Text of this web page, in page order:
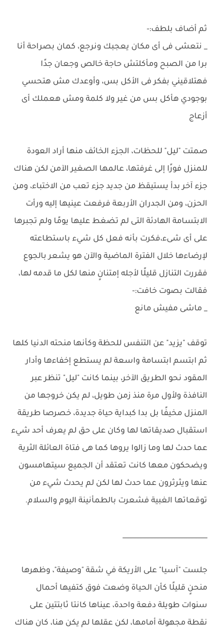
ثم أضاف بلطف:-
_ نتعشى فى أى مكان يعجبك ونرجع، كمان بصراحة أنا
برا من الصبح ومأكلتش حاجة خالص وجعان جدًا
فهتلاقيني بفكر فى الأكل بس، وأوعدك مش هتحسي
بوجودي هأكل بس من غير ولا كلمة ومش هعملك أى
أزعاج
صمتت "ليل" للحظات، الجزء الخائف منها أراد العودة
للمنزل فورًا إلى غرفتها، عالمها الصغير الآمن لكن هناك
جزء آخر بدأ يستيقظ من جديد جزء تعب من الاختباء، ومن
الحزن، ومن الجدران الأربعة فرفعت عينيها إليه ورأت
الابتسامة الهادئة التى لم تضغط عليها يومًا ولم تجبرها
على أى شىء،فكرت بأنه فعل كل شيء باستطاعته
لإرضاءها خلال الفترة الماضية والآن هو يشعر بالجوع
فقررت التنازل قليلًا لأجله إمتنانٍ منها لكل ما قدمه لها،
فقالت بصوت خافت:-
_ ماشى مفيش مانع
توقف "يزيد" عن التنفس للحظة وكأنها منحته الدنيا كلها
ثم ابتسم ابتسامة واسعة لم يستطع إخفاءها وأدار
المقود نحو الطريق الآخر، بينما كانت "ليل" تنظر عبر
النافذة ولأول مرة منذ زمن طويل، لم يكن خروجها من
المنزل مخيفًا بل بدا كبداية حياة جديدة، خصرصا طريقة
استقبال صديقاتها لها وكان على حق لم يعرف أحد شيء
عما حدث لها وما زالوا يروها كما هى فتاة العائلة الثرية
ويضحكون معها كانت تعتقد أن الجميع سيتهامسون
عنها ويثرثرون عما حدث لها لكن لم يحدث شيء من
توقعاتها الغبية فشعرت بالطمأنينة اليوم والسلام.
_________________________
جلست "آسيا" على الأريكة في شقة "وصيفة"، وظهرها
منحنٍ قليلًا كأن الحياة وضعت فوق كتفيها أحمال
سنوات طويلة دفعة واحدة، عيناها كانتا ثابتتين على
نقطة مجهولة أمامها، لكن عقلها لم يكن هنا، كان هناك